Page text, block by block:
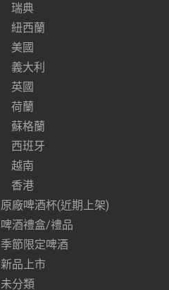
瑞典
紐西蘭
美國
義大利
英國
荷蘭
蘇格蘭
西班牙
越南
香港
原廠啤酒杯(近期上架)
啤酒禮盒/禮品
季節限定啤酒
新品上市
未分類